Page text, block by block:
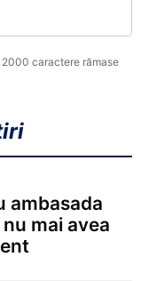
2000 caractere rămase
ambasada
mai avea